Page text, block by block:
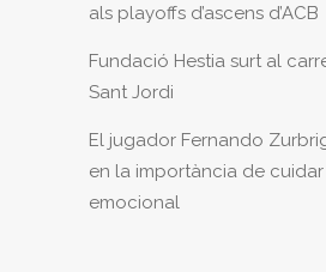
als playoffs d’ascens d’ACB
Fundació Hestia surt al
Sant Jordi
El jugador Fernando
en la importància de
emocional